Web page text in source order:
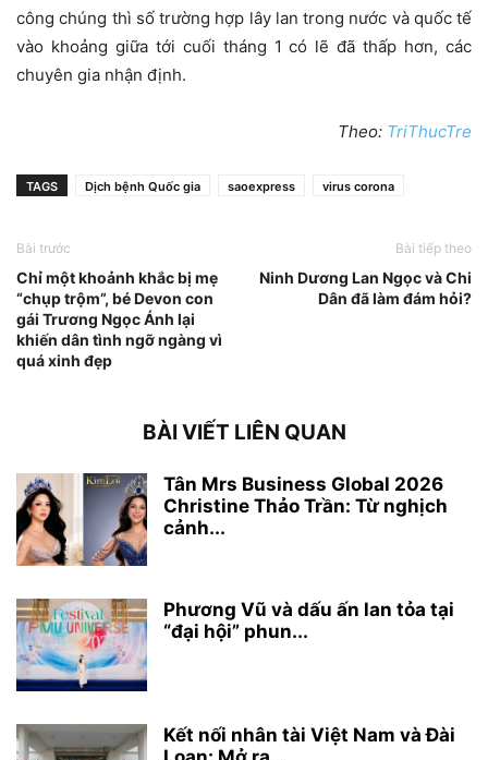
công chúng thì số trường hợp lây lan trong nước và quốc tế
vào khoảng giữa tới cuối tháng 1 có lẽ đã thấp hơn, các
chuyên gia nhận định.
Theo: TriThucTre
TAGS Dịch bệnh Quốc gia saoexpress virus corona
Bài trước
Chỉ một khoảnh khắc bị mẹ
“chụp trộm”, bé Devon con
gái Trương Ngọc Ánh lại
khiến dân tình ngỡ ngàng vì
quá xinh đẹp
Bài tiếp theo
Ninh Dương Lan Ngọc và Chi
Dân đã làm đám hỏi?
BÀI VIẾT LIÊN QUAN
Tân Mrs Business Global 2026
Christine Thảo Trần: Từ nghịch
cảnh...
Phương Vũ và dấu ấn lan tỏa tại
“đại hội” phun...
Kết nối nhân tài Việt Nam và Đài